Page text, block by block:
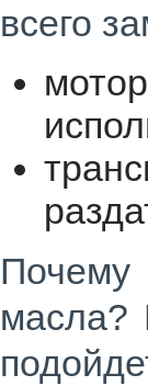
всего
Почему
масла?